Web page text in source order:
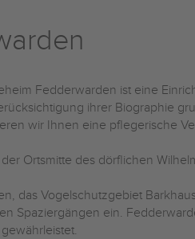
Fedderwarden ist eine
ihrer Biographie
wir Ihnen eine pflegerische
Ortsmitte des dörflichen
das Vogelschutzgebiet
Spaziergängen ein.